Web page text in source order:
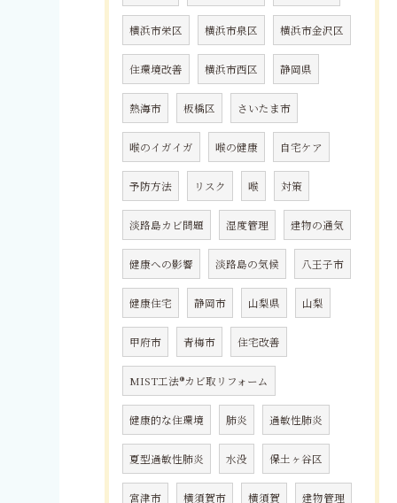
横浜市栄区 横浜市泉区 横浜市金沢区
住環境改善 横浜市西区 静岡県
熱海市 板橋区 さいたま市
喉のイガイガ 喉の健康 自宅ケア
予防方法 リスク 喉 対策
淡路島カビ問題 湿度管理 建物の通気
健康への影響 淡路島の気候 八王子市
健康住宅 静岡市 山梨県 山梨
甲府市 青梅市 住宅改善
MIST工法®カビ取リフォーム
健康的な住環境 肺炎 過敏性肺炎
夏型過敏性肺炎 水没 保土ヶ谷区
宮津市 横須賀市 横須賀 建物管理